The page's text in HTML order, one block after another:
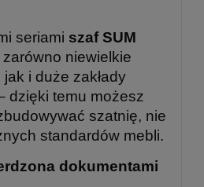
seriami szaf SUM
niewielkie
i duże zakłady
dzięki temu możesz
szatnię, nie
standardów mebli.
dokumentami